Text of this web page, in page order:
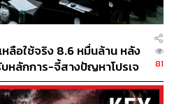
ลือใช้จริง 8.6 หมื่นล้าน หลัง
หลักการ-จี้สางปัญหาโปรเจ
81